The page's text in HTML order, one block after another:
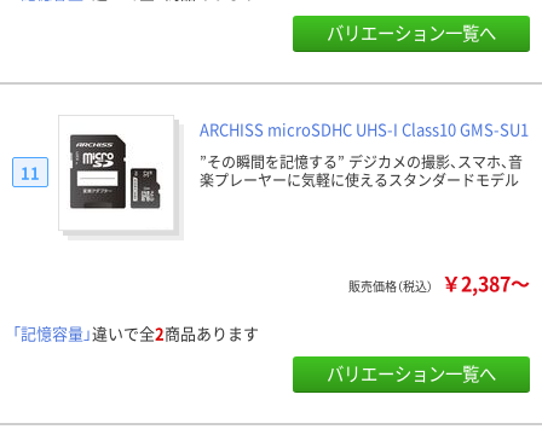
バリエーション一覧へ
ARCHISS microSDHC UHS-I Class10 GMS-SU1
”その瞬間を記憶する” デジカメの撮影、スマホ、音
楽プレーヤーに気軽に使えるスタンダードモデル
11
販売価格（税込） ￥2,387～
「記憶容量」違いで全2商品あります
バリエーション一覧へ